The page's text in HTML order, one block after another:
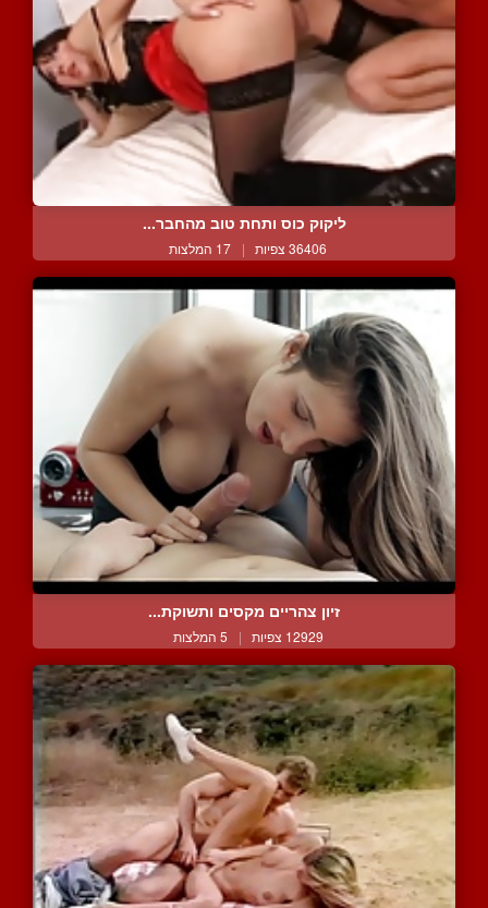
ליקוק כוס ותחת טוב מהחבר...
36406 צפיות | 17 המלצות
זיון צהריים מקסים ותשוקת...
12929 צפיות | 5 המלצות